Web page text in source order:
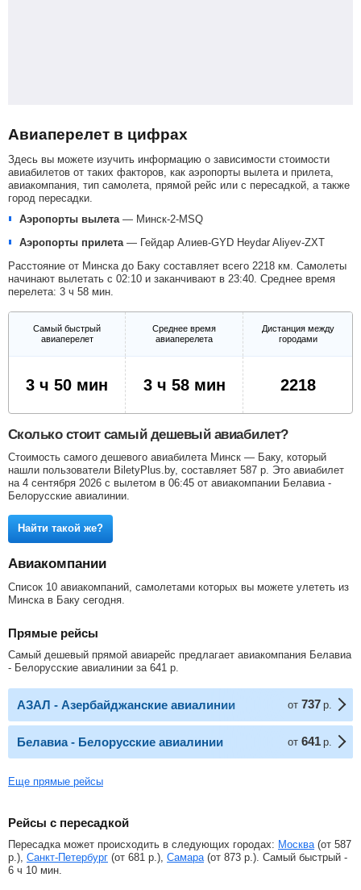
Авиаперелет в цифрах
Здесь вы можете изучить информацию о зависимости стоимости
авиабилетов от таких факторов, как аэропорты вылета и прилета,
авиакомпания, тип самолета, прямой рейс или с пересадкой, а также
город пересадки.
Аэропорты вылета — Минск-2-MSQ
Аэропорты прилета — Гейдар Алиев-GYD Heydar Aliyev-ZXT
Расстояние от Минска до Баку составляет всего 2218 км. Самолеты
начинают вылетать с 02:10 и заканчивают в 23:40. Среднее время
перелета: 3 ч 58 мин.
Самый быстрый
авиаперелет
Среднее время
авиаперелета
Дистанция между
городами
3 ч 50 мин 3 ч 58 мин 2218
Сколько стоит самый дешевый авиабилет?
Стоимость самого дешевого авиабилета Минск — Баку, который
нашли пользователи BiletyPlus.by, составляет 587 р . Это авиабилет
на 4 сентября 2026 с вылетом в 06:45 от авиакомпании Белавиа -
Белорусские авиалинии.
Найти такой же?
Авиакомпании
Список 10 авиакомпаний, самолетами которых вы можете улететь из
Минска в Баку сегодня.
Прямые рейсы
Самый дешевый прямой авиарейс предлагает авиакомпания Белавиа
- Белорусские авиалинии за 641 р
АЗАЛ - Азербайджанские авиалинии от 737 р.
Белавиа - Белорусские авиалинии от 641 р.
Еще прямые рейсы
Рейсы с пересадкой
Пересадка может происходить в следующих городах: Москва (от 587
р. ), Санкт-Петербург (от 681 р. ), Самара (от 873 р. ). Самый быстрый -
6 ч 10 мин.